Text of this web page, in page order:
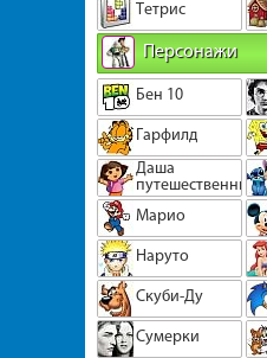
Тетрис
Персонажи
Бен 10
Гарфилд
Даша
путешественница
Марио
Наруто
Скуби-Ду
Сумерки